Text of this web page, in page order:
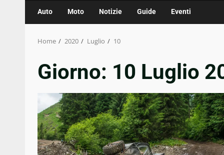
Auto Moto Notizie Guide Eventi
Home 2020 Luglio 10
Giorno: 10 Luglio